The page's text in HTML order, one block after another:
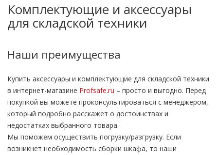
Комплектующие и аксессуары
для складской техники
Наши преимущества
Купить аксессуары и комплектующие для складской техники
в интернет-магазине Profsafe.ru – просто и выгодно. Перед
покупкой вы можете проконсультироваться с менеджером,
который подробно расскажет о достоинствах и
недостатках выбранного товара.
Мы поможем осуществить погрузку/разгрузку. Если
возникнет необходимость сборки шкафа, то наши